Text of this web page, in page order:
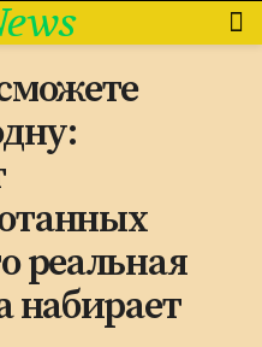
реальная
набирает